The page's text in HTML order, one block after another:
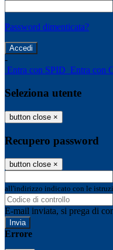
Password dimenticata?
-
Entra con SPID Entra con
Seleziona utente
button close ×
Recupero password
button close ×
all'indirizzo indicato con le
E-mail inviata, si prega di
Errore